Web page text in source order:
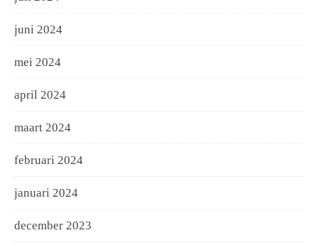
juni 2024
mei 2024
april 2024
maart 2024
februari 2024
januari 2024
december 2023